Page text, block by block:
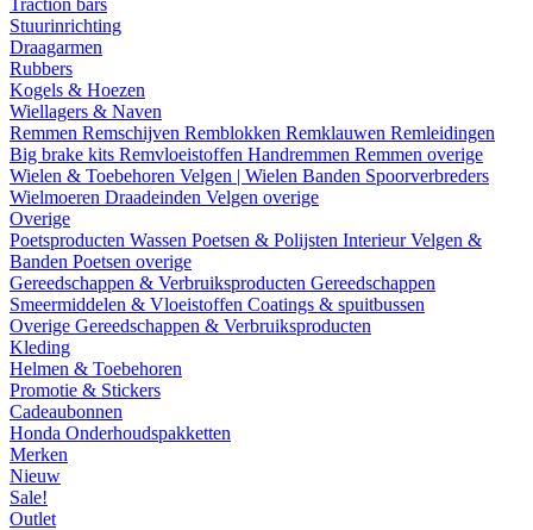
Traction bars
Stuurinrichting
Draagarmen
Rubbers
Kogels & Hoezen
Wiellagers & Naven
Remmen Remschijven Remblokken Remklauwen Remleidingen
Big brake kits Remvloeistoffen Handremmen Remmen overige
Wielen & Toebehoren Velgen | Wielen Banden Spoorverbreders
Wielmoeren Draadeinden Velgen overige
Overige
Poetsproducten Wassen Poetsen & Polijsten InterieurVelgen &
Banden Poetsen overige
Gereedschappen & Verbruiksproducten Gereedschappen
Smeermiddelen & Vloeistoffen Coatings & spuitbussen
Overige Gereedschappen & Verbruiksproducten
Kleding
Helmen & Toebehoren
Promotie & Stickers
Cadeaubonnen
Honda Onderhoudspakketten
Merken
Nieuw
Sale!
Outlet